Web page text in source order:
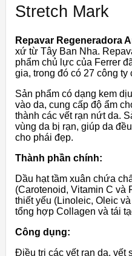
Stretch Mark
Repavar Regeneradora
xứ từ Tây Ban Nha.
phẩm chủ lực của Ferrer
gia, trong đó có 27 công ty
Sản phẩm có dạng kem
vào da, cung cấp độ ẩm
thành các vết rạn nứt da.
vùng da bị rạn, giúp da
cho phái đẹp.
Thành phần chính:
Dầu hạt tầm xuân chứa
(Carotenoid, Vitamin C và
thiết yếu (Linoleic, Oleic
tổng hợp Collagen và tái
Công dụng:
Điều trị các vết rạn da, vết